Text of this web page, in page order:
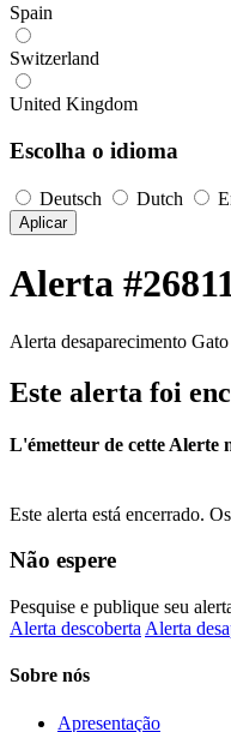
Spain
Switzerland
United Kingdom
Escolha o idioma
Deutsch Dutch
Aplicar
Alerta
Alerta desaparecimento Gato
Este alerta foi
L'émetteur de cette Alerte
Este alerta está encerrado.
Não espere
Pesquise e publique seu
Alerta descoberta Alerta
Sobre nós
Apresentação